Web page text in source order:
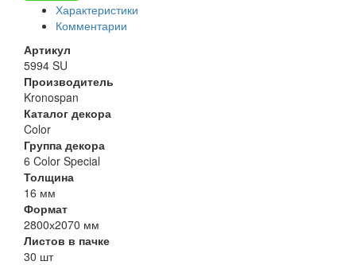
Характеристики
Комментарии
Артикул
5994 SU
Производитель
Kronospan
Каталог декора
Color
Группа декора
6 Color Special
Толщина
16 мм
Формат
2800х2070 мм
Листов в пачке
30 шт